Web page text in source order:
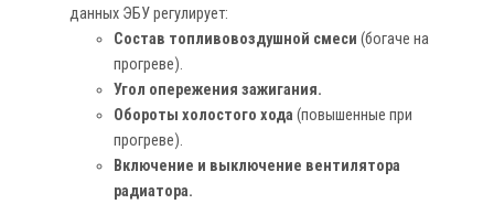
данных ЭБУ регулирует:
Состав топливовоздушной смеси (богаче на
прогреве).
Угол опережения зажигания.
Обороты холостого хода (повышенные при
прогреве).
Включение и выключение вентилятора
радиатора.